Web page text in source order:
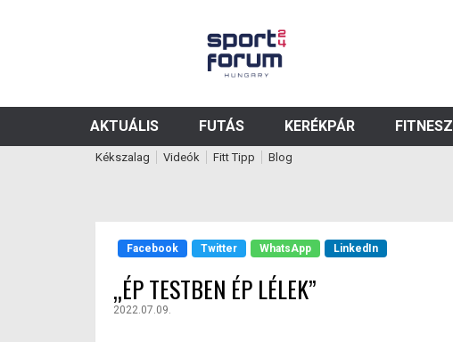
AKTUÁLIS FUTÁS KERÉKPÁR FITNESZ
Kékszalag Videók Fitt Tipp Blog
Facebook Twitter WhatsApp LinkedIn
„ÉP TESTBEN ÉP LÉLEK”
2022.07.09.